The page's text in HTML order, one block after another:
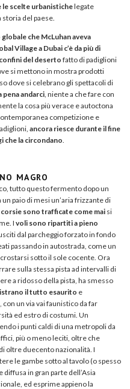
scelte urbanistichelegate
del paese.
che McLuhan aveva
Village a Dubai c’è da più di
del deserto fatto di padiglioni
si mettono in mostra prodotti
dove si celebrano gli spettacoli di
pena andarci , niente a che fare con
la cosa più verace e autoctona
competizione e
ancora riesce durante il fine
che la circondano
MAGRO
tutto questo fermento dopo un
paio di mesi un’aria frizzante di
corsie sono trafficate come mai si
I voli sono ripartitia pieno
dal parcheggio forzato in fondo
passando in autostrada, come un
sotto il sole cocente. Ora
sulla stessa pista ad intervalli di
a ridosso della pista, ha smesso
il tutto esaurito e
con un via vai faunistico da far
ed estro di costumi. Un
i punti caldi di una metropoli da
più o meno leciti, oltre che
oltre duecento nazionalità. I
le gambe sotto al tavolo (o spesso
in gran parte dell’Asia
ed esprime appieno la